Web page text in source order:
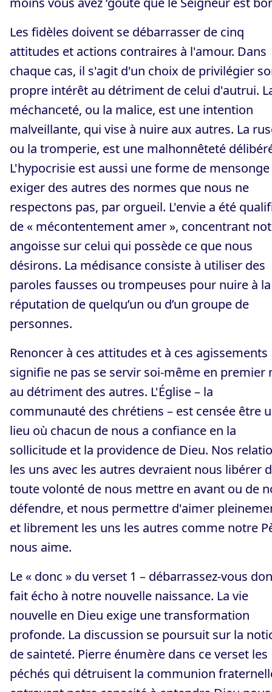
Les fidèles doivent se débarrasser de cinq
attitudes et actions contraires à l'amour. Dans
chaque cas, il s'agit d'un choix de privilégier
propre intérêt au détriment de celui d'autrui.
méchanceté, ou la malice, est une intention
malveillante, qui vise à nuire aux autres. La
ou la tromperie, est une malhonnêteté
L'hypocrisie est aussi une forme de mensonge
exiger des autres des normes que nous ne
respectons pas, par orgueil. L'envie a été
de « mécontentement amer », concentrant
angoisse sur celui qui possède ce que nous
désirons. La médisance consiste à utiliser des
paroles fausses ou trompeuses pour nuire à la
réputation de quelqu’un ou d’un groupe de
personnes.
Renoncer à ces attitudes et à ces agissements
signifie ne pas se servir soi-même en premier
au détriment des autres. L'Église – la
communauté des chrétiens – est censée être
lieu où chacun de nous a confiance en la
sollicitude et la providence de Dieu. Nos
les uns avec les autres devraient nous libérer
toute volonté de nous mettre en avant ou de
défendre, et nous permettre d'aimer
et librement les uns les autres comme notre
nous aime.
Le « donc » du verset 1 – débarrassez-vous
fait écho à notre nouvelle naissance. La vie
nouvelle en Dieu exige une transformation
profonde. La discussion se poursuit sur la
de sainteté. Pierre énumère dans ce verset les
péchés qui détruisent la communion